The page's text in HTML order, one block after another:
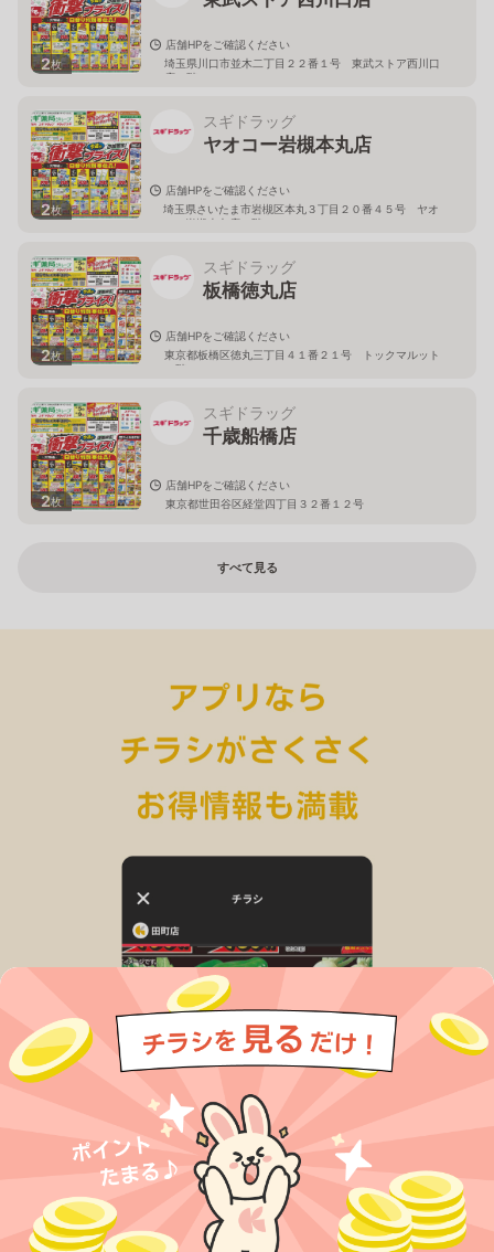
2枚
店舗HPをご確認ください
埼玉県川口市並木二丁目２２番１号 東武ストア西川口
店２階
2枚
スギドラッグ
ヤオコー岩槻本丸店
店舗HPをご確認ください
埼玉県さいたま市岩槻区本丸３丁目２０番４５号 ヤオ
コー岩槻本丸店２階
2枚
スギドラッグ
板橋徳丸店
店舗HPをご確認ください
東京都板橋区徳丸三丁目４１番２１号 トックマルット
１階
2枚
スギドラッグ
千歳船橋店
店舗HPをご確認ください
東京都世田谷区経堂四丁目３２番１２号
すべて見る